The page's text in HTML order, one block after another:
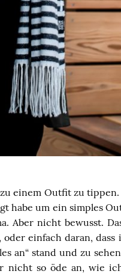
einem Outfit zu
habe um ein simples
Aber nicht bewusst.
einfach daran, dass
an“ stand und zu
nicht so öde an, wie